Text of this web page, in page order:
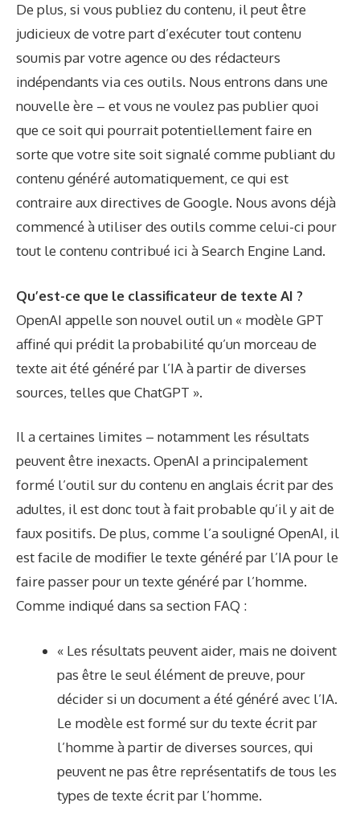
De plus, si vous publiez du contenu, il peut être
judicieux de votre part d’exécuter tout contenu
soumis par votre agence ou des rédacteurs
indépendants via ces outils. Nous entrons dans une
nouvelle ère – et vous ne voulez pas publier quoi
que ce soit qui pourrait potentiellement faire en
sorte que votre site soit signalé comme publiant du
contenu généré automatiquement, ce qui est
contraire aux directives de Google. Nous avons déjà
commencé à utiliser des outils comme celui-ci pour
tout le contenu contribué ici à Search Engine Land.
Qu’est-ce que le classificateur de texte AI ?
OpenAI appelle son nouvel outil un « modèle GPT
affiné qui prédit la probabilité qu’un morceau de
texte ait été généré par l’IA à partir de diverses
sources, telles que ChatGPT ».
Il a certaines limites – notamment les résultats
peuvent être inexacts. OpenAI a principalement
formé l’outil sur du contenu en anglais écrit par des
adultes, il est donc tout à fait probable qu’il y ait de
faux positifs. De plus, comme l’a souligné OpenAI, il
est facile de modifier le texte généré par l’IA pour le
faire passer pour un texte généré par l’homme.
Comme indiqué dans sa section FAQ :
« Les résultats peuvent aider, mais ne doivent
pas être le seul élément de preuve, pour
décider si un document a été généré avec l’IA.
Le modèle est formé sur du texte écrit par
l’homme à partir de diverses sources, qui
peuvent ne pas être représentatifs de tous les
types de texte écrit par l’homme.